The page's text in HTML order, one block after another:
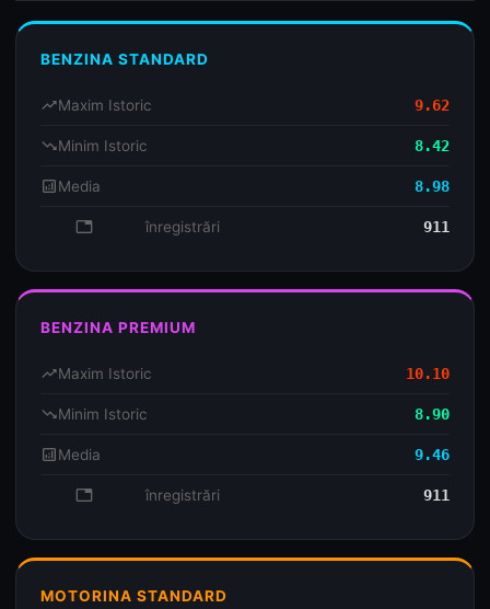
BENZINA STANDARD
trending_upMaxim Istoric 9.62
trending_downMinim Istoric 8.42
analyticsMedia 8.98
database înregistrări 911
BENZINA PREMIUM
trending_upMaxim Istoric 10.10
trending_downMinim Istoric 8.90
analyticsMedia 9.46
database înregistrări 911
MOTORINA STANDARD